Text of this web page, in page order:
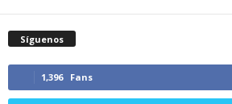
Síguenos
1,396 Fans